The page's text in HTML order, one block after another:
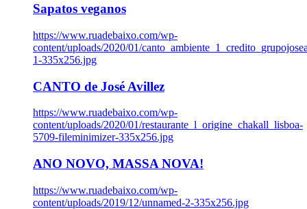
Sapatos veganos
https://www.ruadebaixo.com/wp-
content/uploads/2020/01/
1-335x256.jpg
CANTO de José Avillez
https://www.ruadebaixo.com/wp-
content/uploads/2020/01/restaurante_l_origine_chakall_lisboa-
5709-fileminimizer-335x256.jpg
ANO NOVO, MASSA NOVA!
https://www.ruadebaixo.com/wp-
content/uploads/2019/12/unnamed-2-335x256.jpg